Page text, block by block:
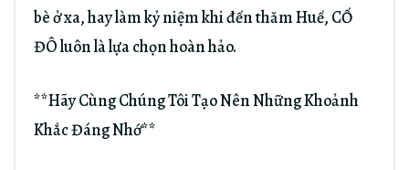
bè ở xa, hay làm kỷ niệm khi đến thăm Huế, CỐ
ĐÔ luôn là lựa chọn hoàn hảo.
**Hãy Cùng Chúng Tôi Tạo Nên Những Khoảnh
Khắc Đáng Nhớ**